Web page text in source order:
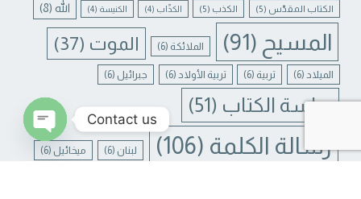
الكتاب المقدّس (5) الكذب (5) الكذّاب (4) الكنيسة (4) الله (8)
المسيح (91) الملائكة (6) الموت (37)
الميلاد (6) تربية (6) تربية الأولاد (6) جبرائيل (6)
دراسة الكتاب (51)
رسالة الكلمة (106) لبنان (6) ميخائيل (6)
Contact us
CHATY